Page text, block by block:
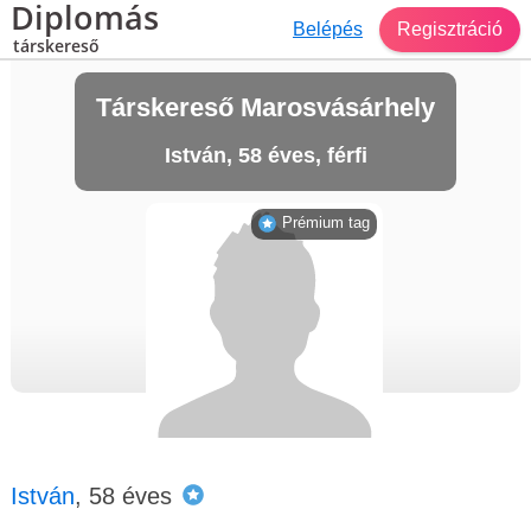
Diplomás
társkereső
Belépés Regisztráció
Társkereső Marosvásárhely
István, 58 éves, férfi
István, 58 éves
Prémium tag